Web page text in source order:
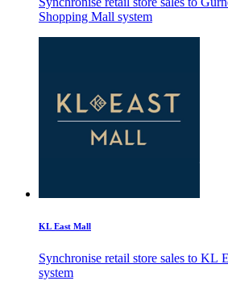
Shopping Mall system
KL East Mall
Synchronise retail store sales to KL
system